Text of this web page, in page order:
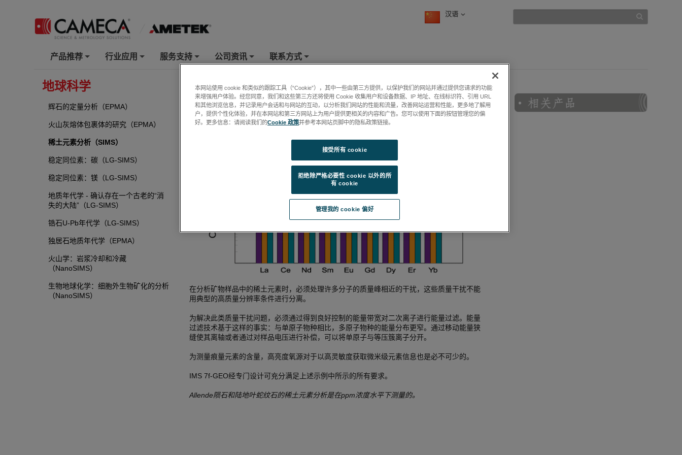
汉语
产品推荐 行业应用 服务支持
+
公司资讯
+
联系方式
+
地球科学
辉石的定量分析（EPMA）
火山灰熔体包裹体的研究（EPMA）
稀土元素分析（SIMS）
稳定同位素：碳（LG-SIMS）
稳定同位素：镁（LG-SIMS）
地质年代学 - 确认存在一个古老的“消
失的大陆”（LG-SIMS）
锆石U-Pb年代学（LG-SIMS）
独居石地质年代学（EPMA）
火山学：岩浆冷却和冷藏
（NanoSIMS）
生物地球化学：细胞外生物矿化的分析
（NanoSIMS）
稀土元素分析（SIMS）
在分析矿物样品中的稀土元素时，必须处理许多分子的质量峰相近的干扰，这些质量干扰不能
用典型的高质量分辨率条件进行分离。
为解决此类质量干扰问题，必须通过得到良好控制的能量带宽对二次离子进行能量过滤。能量
过滤技术基于这样的事实：与单原子物种相比，多原子物种的能量分布更窄。通过移动能量狭
缝使其离轴或者通过对样品电压进行补偿，可以将单原子与等压簇离子分开。
为测量痕量元素的含量，高亮度氧源对于以高灵敏度获取微米级元素信息也是必不可少的。
IMS 7f-GEO经专门设计可充分满足上述示例中所示的所有要求。
Allende陨石和陆地叶蛇纹石的稀土元素分析是在ppm浓度水平下测量的。
本网站使用 cookie 和类似的跟踪工具（“Cookie”），其中一些由第三方提供，以保护我们的网站并通过提供您请求的功能
来增强用户体验。经您同意，我们和这些第三方还将使用 Cookie 收集用户和设备数据、IP 地址、在线标识符、引用 URL
和其他浏览信息，并记录用户会话和与网站的互动，以分析我们网站的性能和流量，改善网站运营和性能，更多地了解用
户，提供个性化体验，并在本网站和第三方网站上为用户提供更相关的内容和广告。您可以使用下面的按钮管理您的偏
好。更多信息：请阅读我们的Cookie 政策并参考本网站页脚中的隐私政策链接。
管理我的 cookie 偏好
拒绝除严格必要性 cookie 以外的所
有 cookie
接受所有 cookie